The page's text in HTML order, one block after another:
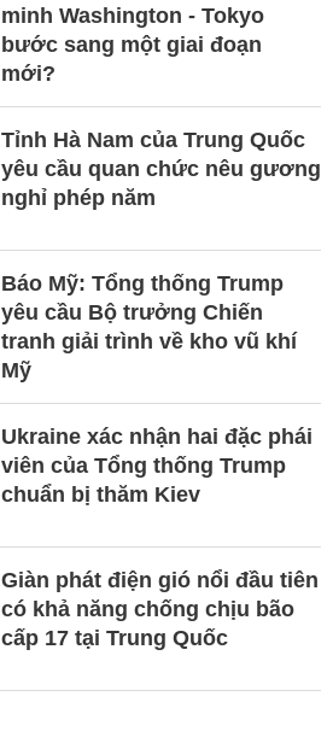
minh Washington - Tokyo
bước sang một giai đoạn
mới?
Tỉnh Hà Nam của Trung Quốc
yêu cầu quan chức nêu gương
nghỉ phép năm
Báo Mỹ: Tổng thống Trump
yêu cầu Bộ trưởng Chiến
tranh giải trình về kho vũ khí
Mỹ
Ukraine xác nhận hai đặc phái
viên của Tổng thống Trump
chuẩn bị thăm Kiev
Giàn phát điện gió nổi đầu tiên
có khả năng chống chịu bão
cấp 17 tại Trung Quốc